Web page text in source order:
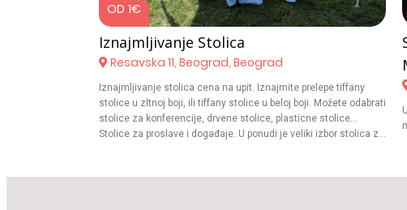
OD 1€
Iznajmljivanje Stolica
Resavska 11, Beograd, Beograd
Iznajmljivanje stolica cena na upit. Iznajmite prelepe tiffany
stolice u zltnoj boji, ili tiffany stolice u beloj boji. Možete odabrati
stolice za konferencije, drvene stolice, plasticne stolice...
Stolice za proslave i događaje. U ponudi je veliki izbor stolica za
za Vaše događaje. Stolice za sve prilike. Naše stolice možete